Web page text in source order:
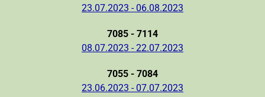
23.07.2023 - 06.08.2023
7085 - 7114
08.07.2023 - 22.07.2023
7055 - 7084
23.06.2023 - 07.07.2023